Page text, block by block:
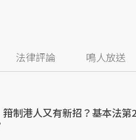
法律評論 鳴人放送
制港人又有新招？基本法第